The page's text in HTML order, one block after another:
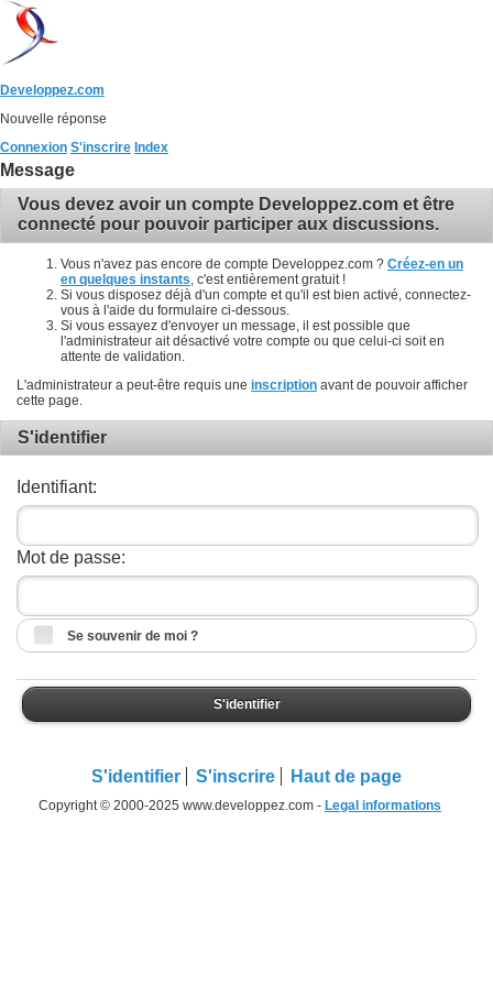
Developpez.com
Nouvelle réponse
Connexion S'inscrire Index
Message
Vous devez avoir un compte Developpez.com et être
connecté pour pouvoir participer aux discussions.
Vous n'avez pas encore de compte Developpez.com ? Créez-en un
en quelques instants , c'est entièrement gratuit !
Si vous disposez déjà d'un compte et qu'il est bien activé, connectez-
vous à l'aide du formulaire ci-dessous.
Si vous essayez d'envoyer un message, il est possible que
l'administrateur ait désactivé votre compte ou que celui-ci soit en
attente de validation.
L'administrateur a peut-être requis une inscription avant de pouvoir afficher
cette page.
S'identifier
Identifiant:
Mot de passe:
Se souvenir de moi ?
S'identifier
S'identifier S'inscrire Haut de page
Copyright © 2000-2025 www.developpez.com - Legal informations